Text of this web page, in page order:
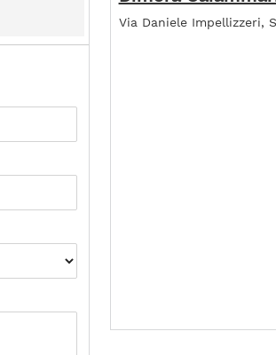
Via Daniele Impellizzeri,